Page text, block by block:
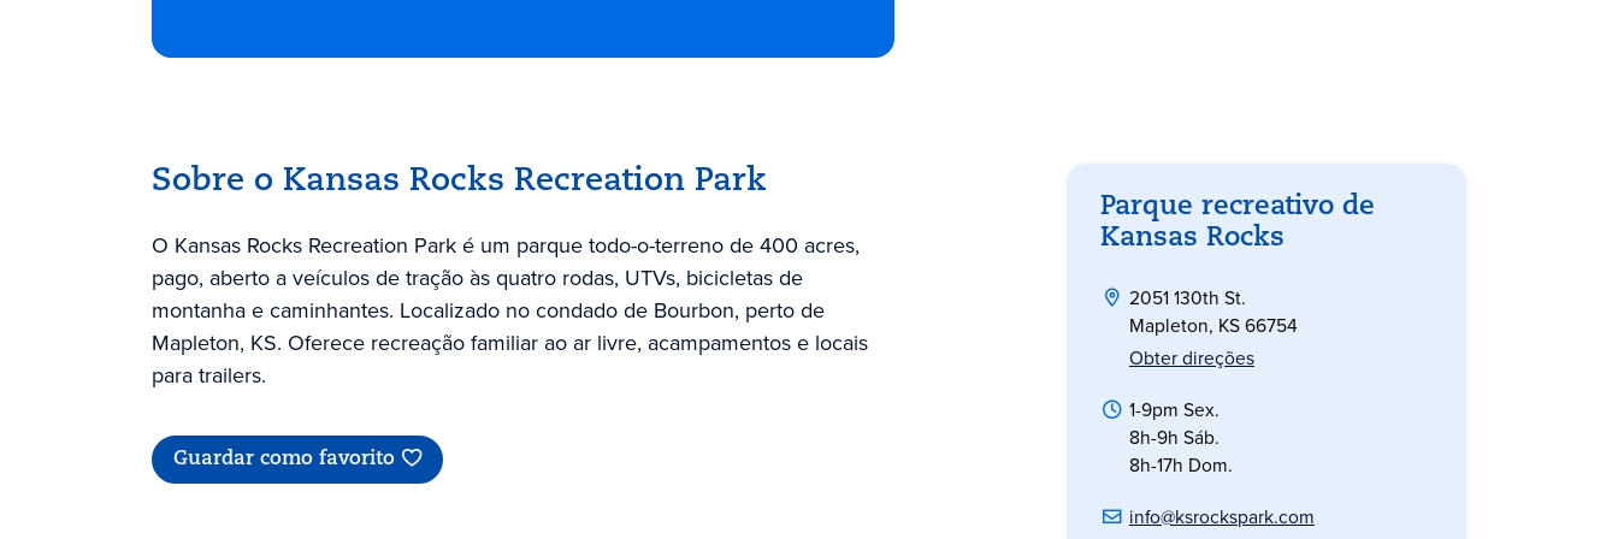
Sobre o Kansas Rocks Recreation Park
O Kansas Rocks Recreation Park é um parque todo-o-terreno de 400 acres,
pago, aberto a veículos de tração às quatro rodas, UTVs, bicicletas de
montanha e caminhantes. Localizado no condado de Bourbon, perto de
Mapleton, KS. Oferece recreação familiar ao ar livre, acampamentos e locais
para trailers.
Guardar como favorito
Parque recreativo de
Kansas Rocks
2051 130th St.
Mapleton, KS 66754
Obter direções
1-9pm Sex.
8h-9h Sáb.
8h-17h Dom.
info@ksrockspark.com